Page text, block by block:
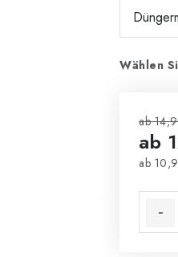
Wählen
ab
ab
ab